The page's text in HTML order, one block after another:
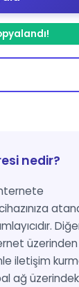
nedir?
üzerinden
iletişim
ağ